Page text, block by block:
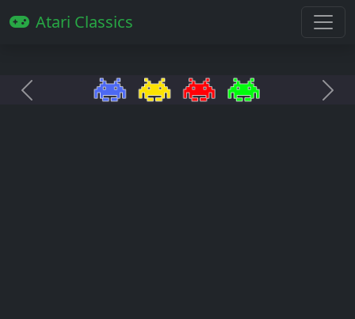
Atari Classics
Anterior